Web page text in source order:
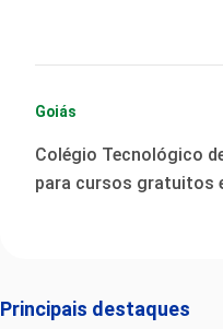
Goiás
Colégio Tecnológico
para cursos gratuitos
Principais destaques